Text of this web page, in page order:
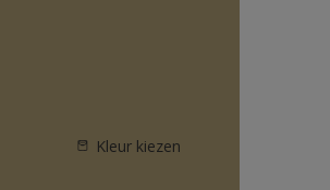
Kleur kiezen